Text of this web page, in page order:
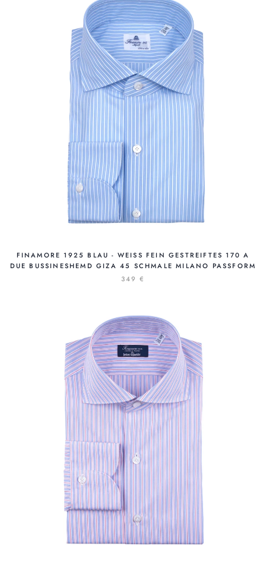
FINAMORE 1925 BLAU - WEISS FEIN GESTREIFTES 170 A
DUE BUSSINESHEMD GIZA 45 SCHMALE MILANO PASSFORM
349 €